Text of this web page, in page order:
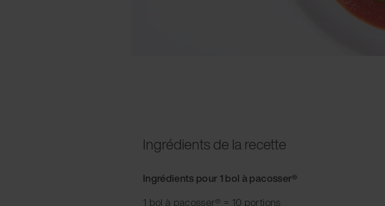
Ingrédients de la recette
Ingrédients pour 1 bol à pacosser®
1 bol à pacosser® = 10 portions